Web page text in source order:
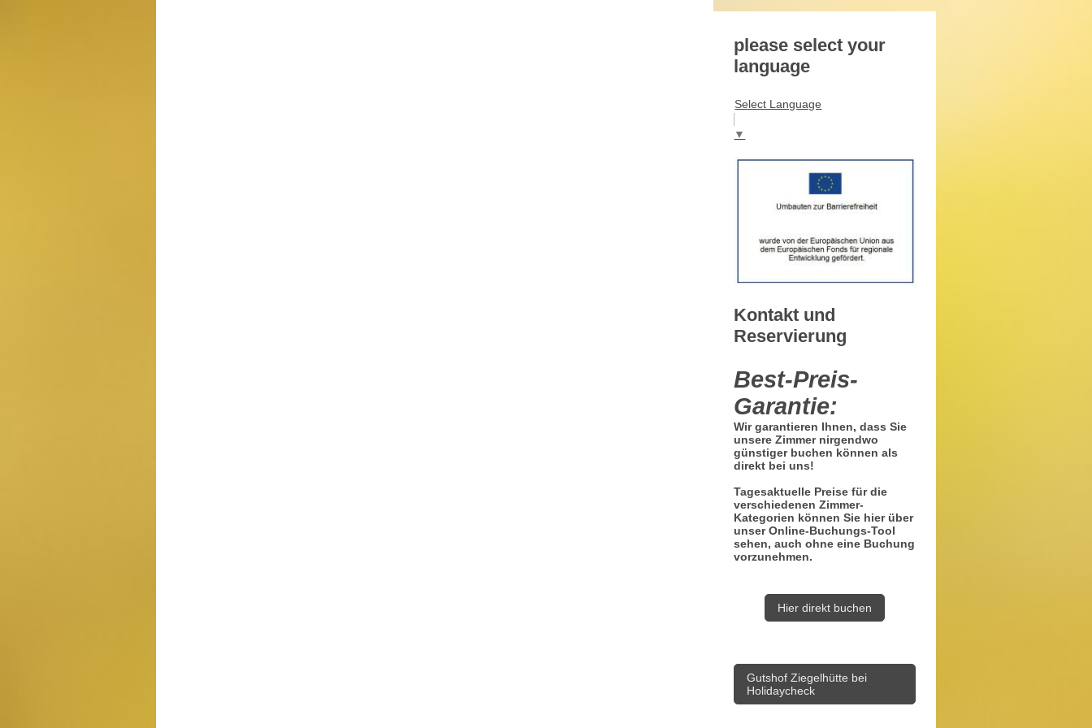
please select your
language
Select Language
▼
Kontakt und
Reservierung
Best-Preis-
Garantie:
Wir garantieren Ihnen, dass Sie
unsere Zimmer nirgendwo
günstiger buchen können als
direkt bei uns!
Tagesaktuelle Preise für die
verschiedenen Zimmer-
Kategorien können Sie hier über
unser Online-Buchungs-Tool
sehen, auch ohne eine Buchung
vorzunehmen.
Hier direkt buchen
Gutshof Ziegelhütte bei
Holidaycheck